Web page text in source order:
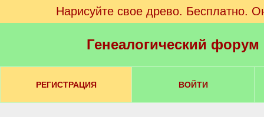
Нарисуйте свое древо. Бесплатно.
Генеалогический
РЕГИСТРАЦИЯ ВОЙТИ